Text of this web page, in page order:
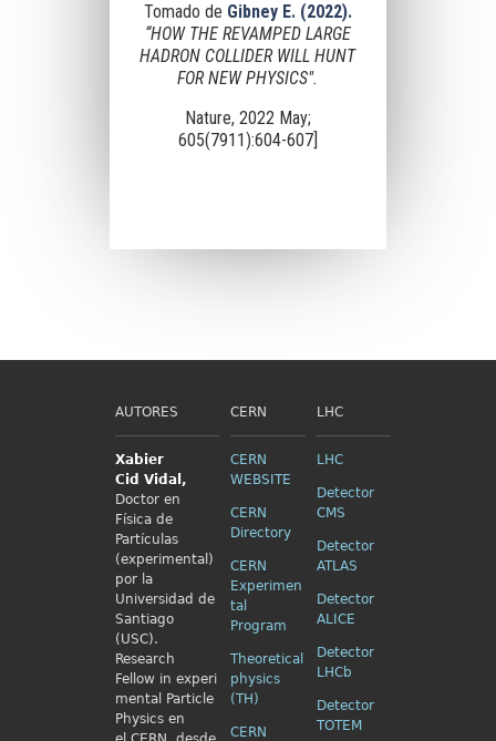
Tomado de Gibney E. (2022).
“HOW THE REVAMPED LARGE
HADRON COLLIDER WILL HUNT
FOR NEW PHYSICS".
Nature, 2022 May;
605(7911):604-607]
AUTORES
Xabier
Cid Vidal,
Doctor en
Física de
Partículas
(experimental)
por la
Universidad de
Santiago
(USC).
Research
Fellow in experi
mental Particle
Physics en
CERN
CERN
WEBSITE
CERN
Directory
CERN
Experimen
tal
Program
Theoretical
physics
(TH)
CERN
LHC
LHC
Detector
CMS
Detector
ATLAS
Detector
ALICE
Detector
LHCb
Detector
TOTEM